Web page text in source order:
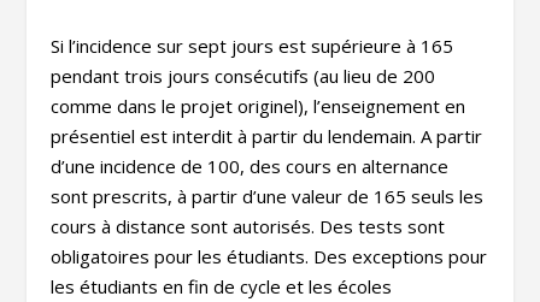
Si l’incidence sur sept jours est supérieure à 165
pendant trois jours consécutifs (au lieu de 200
comme dans le projet originel), l’enseignement en
présentiel est interdit à partir du lendemain. A partir
d’une incidence de 100, des cours en alternance
sont prescrits, à partir d’une valeur de 165 seuls les
cours à distance sont autorisés. Des tests sont
obligatoires pour les étudiants. Des exceptions pour
les étudiants en fin de cycle et les écoles